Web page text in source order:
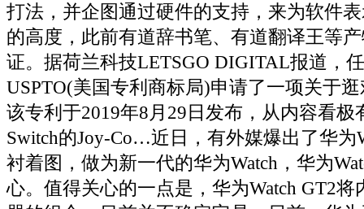
打法，并企图通过硬件的支持，来为软件
的高度，此前有道辞书笔、有道翻译王等
证。据荷兰科技LETSGO DIGITAL报道，
USPTO(美国专利商标局)申请了一项关于
该专利于2019年8月29日发布，从内容看极
Switch的Joy-Co…近日，有外媒爆出了华为
衬着图，做为新一代的华为Watch，华为
心。值得关心的一点是，华为Watch GT2